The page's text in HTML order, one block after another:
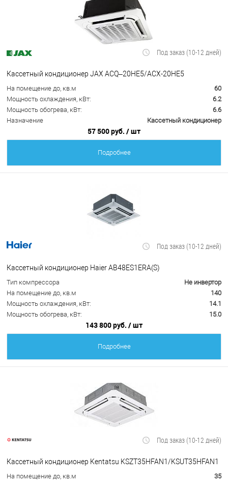
Под заказ (10-12 дней)
Кассетный кондиционер JAX ACQ–20HE5/ACX-20HE5
На помещение до, кв.м
60
Мощность охлаждения, кВт:
6.2
Мощность обогрева, кВт:
6.6
Назначение
Кассетный кондиционер
57 500 руб. / шт
Подробнее
Под заказ (10-12 дней)
Кассетный кондиционер Haier AB48ES1ERA(S)
Тип компрессора
Не инвертор
На помещение до, кв.м
140
Мощность охлаждения, кВт:
14.1
Мощность обогрева, кВт:
15.0
143 800 руб. / шт
Подробнее
Под заказ (10-12 дней)
Кассетный кондиционер Kentatsu KSZT35HFAN1/KSUT35HFAN1
На помещение до, кв.м 35